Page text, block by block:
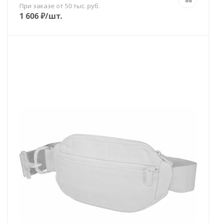
При заказе от 50 тыс. руб.
1 606₽/шт.